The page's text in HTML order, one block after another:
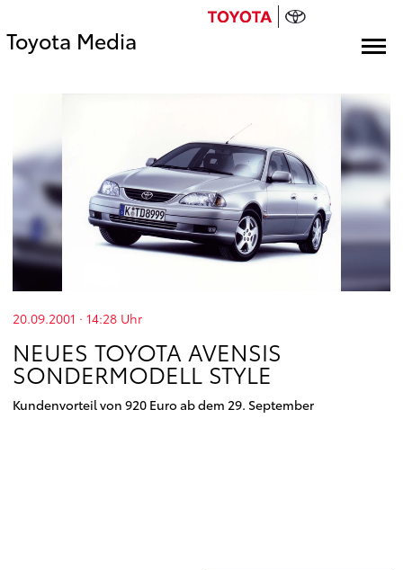
Toyota Media
20.09.2001 · 14:28 Uhr
NEUES TOYOTA AVENSIS
SONDERMODELL STYLE
Kundenvorteil von 920 Euro ab dem 29. September